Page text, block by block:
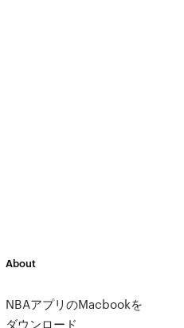
About
NBAアプリのMacbookを
ダウンロード